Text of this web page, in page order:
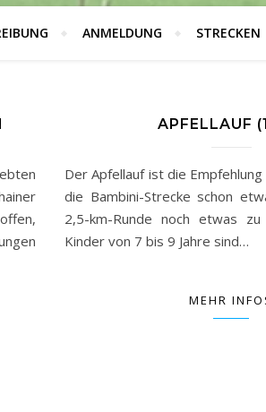
ANMELDUNG STRECKEN
APFELLAUF
Der Apfellauf ist die
die Bambini-Strecke schon
2,5-km-Runde noch etwas
Kinder von 7 bis 9 Jahre sind…
MEHR